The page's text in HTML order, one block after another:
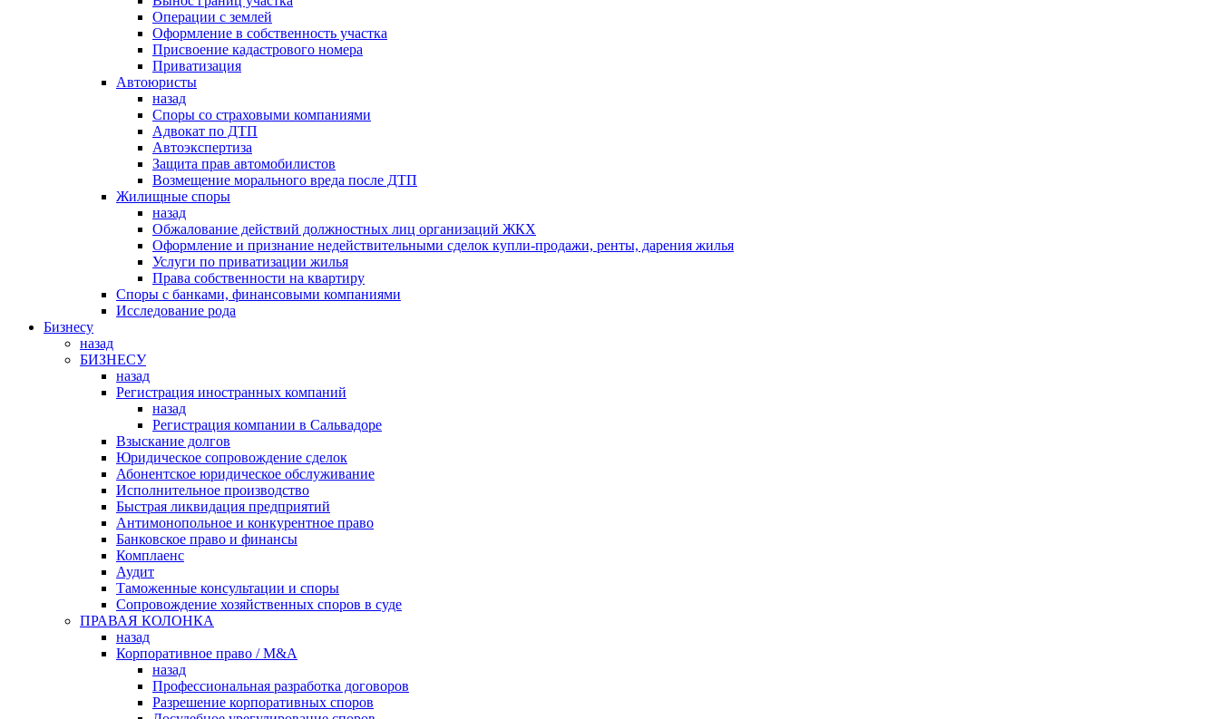
Операции с землей
Оформление в собственность участка
Присвоение кадастрового номера
Приватизация
Автоюристы
назад
Споры со страховыми компаниями
Адвокат по ДТП
Автоэкспертиза
Защита прав автомобилистов
Возмещение морального вреда после ДТП
Жилищные споры
назад
Обжалование действий должностных лиц организаций ЖКХ
Оформление и признание недействительными сделок купли-продажи, ренты, дарения жилья
Услуги по приватизации жилья
Права собственности на квартиру
Cпоры с банками, финансовыми компаниями
Исследование рода
Бизнесу
назад
БИЗНЕСУ
назад
Регистрация иностранных компаний
назад
Регистрация компании в Сальвадоре
Взыскание долгов
Юридическое сопровождение сделок
Абонентское юридическое обслуживание
Исполнительное производство
Быстрая ликвидация предприятий
Антимонопольное и конкурентное право
Банковское право и финансы
Комплаенс
Аудит
Таможенные консультации и споры
Сопровождение хозяйственных споров в суде
ПРАВАЯ КОЛОНКА
назад
Корпоративное право / M&A
назад
Профессиональная разработка договоров
Разрешение корпоративных споров